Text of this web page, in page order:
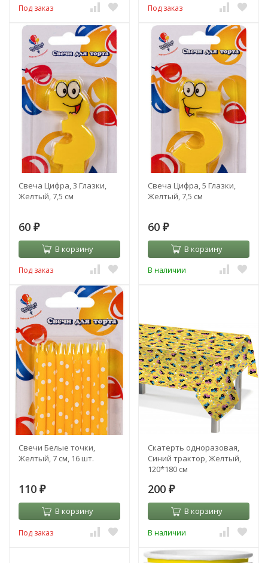
Под заказ Под заказ
Свеча Цифра, 3 Глазки,
Желтый, 7,5 см
60 ₽
В корзину
Под заказ
Свеча Цифра, 5 Глазки,
Желтый, 7,5 см
60 ₽
В корзину
В наличии
Свечи Белые точки,
Желтый, 7 см, 16 шт.
110 ₽
В корзину
Под заказ
Скатерть одноразовая,
Синий трактор, Желтый,
120*180 см
200 ₽
В корзину
В наличии